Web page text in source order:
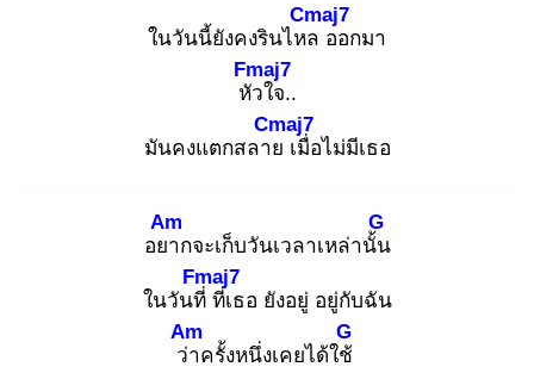
ในวันนี้ยังคงรินไหล
Cmaj7
ออกมา
หัว
Fmaj7
ใจ..
มันคงแตกสลาย
Cmaj7
เมื่อไม่มีเธอ
อยา
Am
กจะเก็บวันเวลาเหล่านั้น
G
ในวันที่
Fmaj7
ที่เธอ ยังอยู่ อยู่กับฉัน
ว่า
Am
ครั้งหนึ่งเคยได้ใช้
G